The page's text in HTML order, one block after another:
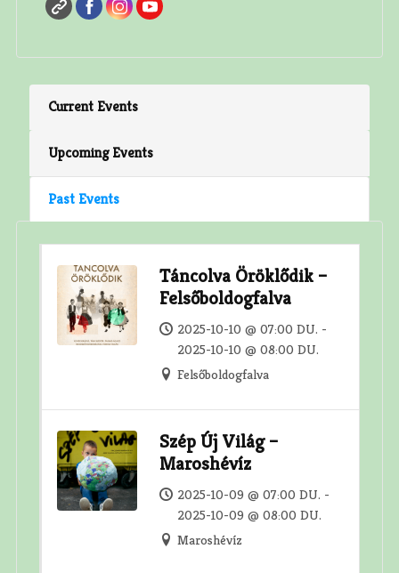
Current Events
Upcoming Events
Past Events
Táncolva Öröklődik –
Felsőboldogfalva
2025-10-10 @ 07:00 DU. -
2025-10-10 @ 08:00 DU.
Felsőboldogfalva
Szép Új Világ –
Maroshévíz
2025-10-09 @ 07:00 DU. -
2025-10-09 @ 08:00 DU.
Maroshévíz